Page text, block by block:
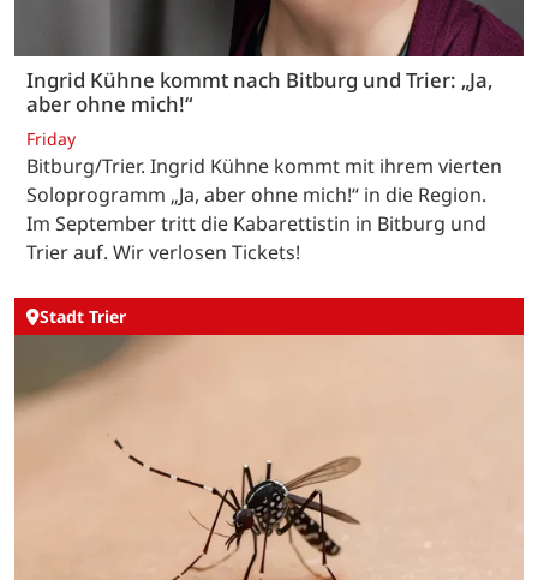
Ingrid Kühne kommt nach Bitburg und Trier: „Ja,
aber ohne mich!“
Friday
Bitburg/Trier. Ingrid Kühne kommt mit ihrem vierten
Soloprogramm „Ja, aber ohne mich!“ in die Region.
Im September tritt die Kabarettistin in Bitburg und
Trier auf. Wir verlosen Tickets!
Stadt Trier